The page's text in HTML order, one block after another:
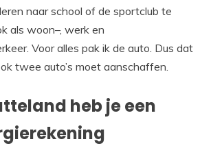
naar school of de sportclub te
als woon–, werk en
Voor alles pak ik de auto. Dus dat
twee auto’s moet aanschaffen.
heb je een